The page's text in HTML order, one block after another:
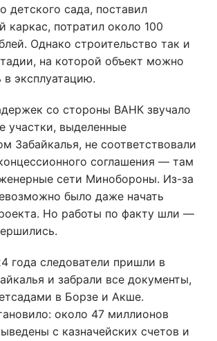
детского сада, поставил
каркас, потратил около 100
Однако строительство так и
на которой объект можно
эксплуатацию.
со стороны ВАНК звучало
участки, выделенные
Забайкалья, не соответствовали
соглашения — там
сети Минобороны. Из-за
было даже начать
Но работы по факту шли —
года следователи пришли в
и забрали все документы,
в Борзе и Акше.
около 47 миллионов
с казначейских счетов и